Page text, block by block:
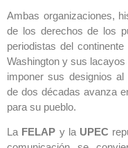
Ambas organizaciones,
de los derechos de los
periodistas del
Washington y sus
imponer sus designios al
de dos décadas avanza
para su pueblo.
La FELAP y la UPEC